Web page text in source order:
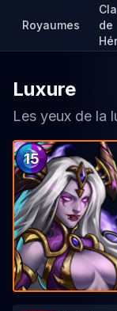
Royaumes
de
Luxure
Les yeux de la
15